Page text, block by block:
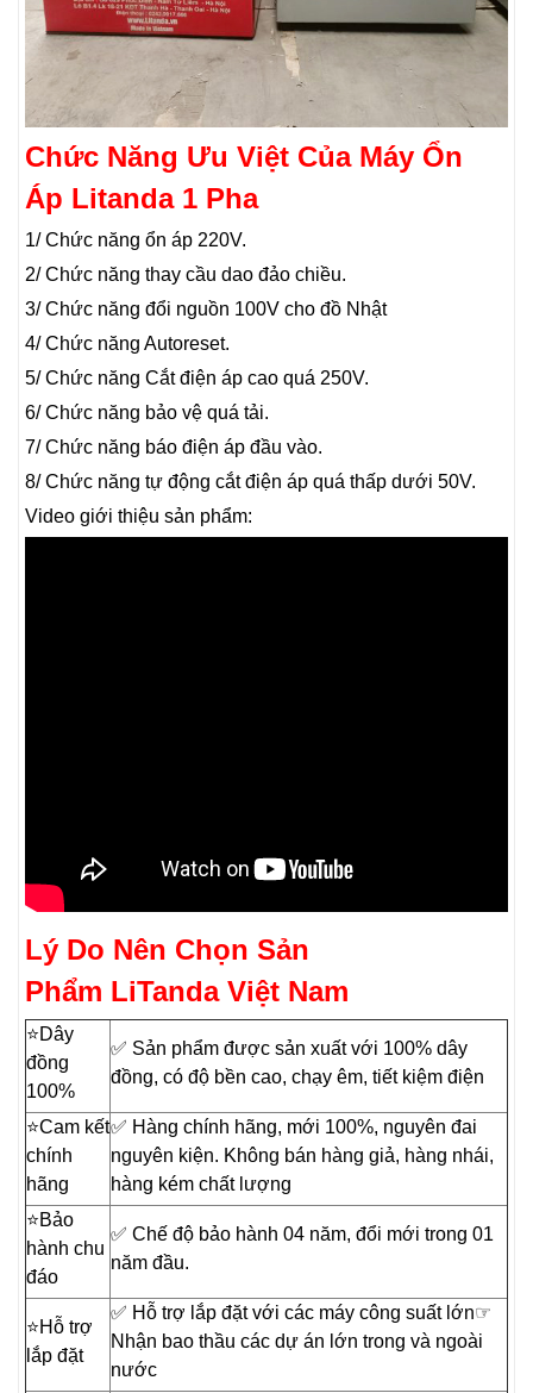
Chức Năng Ưu Việt Của Máy Ổn
Áp Litanda 1 Pha
1/ Chức năng ổn áp 220V.
2/ Chức năng thay cầu dao đảo chiều.
3/ Chức năng đổi nguồn 100V cho đồ Nhật
4/ Chức năng Autoreset.
5/ Chức năng Cắt điện áp cao quá 250V.
6/ Chức năng bảo vệ quá tải.
7/ Chức năng báo điện áp đầu vào.
8/ Chức năng tự động cắt điện áp quá thấp dưới 50V.
Video giới thiệu sản phẩm:
Lý Do Nên Chọn Sản
Phẩm LiTanda Việt Nam
⭐️Dây
đồng
100%
✅ Sản phẩm được sản xuất với 100% dây
đồng, có độ bền cao, chạy êm, tiết kiệm điện
⭐️Cam kết
chính
hãng
✅ Hàng chính hãng, mới 100%, nguyên đai
nguyên kiện. Không bán hàng giả, hàng nhái,
hàng kém chất lượng
⭐️Bảo
hành chu
đáo
✅ Chế độ bảo hành 04 năm, đổi mới trong 01
năm đầu.
⭐️Hỗ trợ
lắp đặt
✅ Hỗ trợ lắp đặt với các máy công suất lớn☞
Nhận bao thầu các dự án lớn trong và ngoài
nước